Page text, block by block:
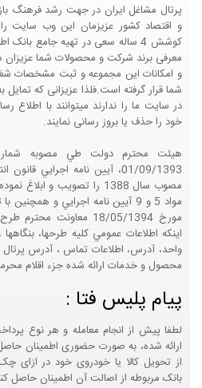
پرتال مشاغل ایران در جهت رشد فرهنگ
و اقتصاد کشور عزیزمان این وب سایت
کوشش 4 ساله سعی در تهیه جامع
معرفی برند شرکت و محصولات شما
و امکانات این مجموعه و ثبت مشخصات
شما قرار گرفته است.فلذا عزیزانی که
در سایت ما را ندارند میتوانند با
خود را حذف یا بروز رسانی نمایند.
01/09/1393، آيين نامه اجرايي
مصوب سال 1388 را تصويب و
مورخ 18/05/1394 معاونت
اينکه اطلاعات عمومي کليه طرحها،
واحد، آدرس، اطلاعات تماس ، آدرس پرتال
محصول و خدمات ارائه شده جزء اقلام
پیام پلیس فتا :
لطفا پیش از انجام معامله و هر نوع
ارائه شده، به صورت حضوری اطمینان
از تحویل کالا یا خودروی خود در ازای
بانک مربوطه از اصالت آن اطمینان حاصل